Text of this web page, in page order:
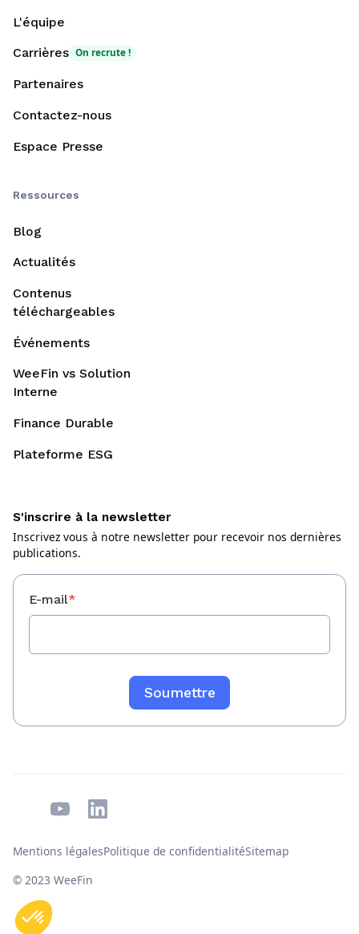
L'équipe
Carrières On recrute !
Partenaires
Contactez-nous
Espace Presse
Ressources
Blog
Actualités
Contenus
téléchargeables
Événements
WeeFin vs Solution
Interne
Finance Durable
Plateforme ESG
S'inscrire à la newsletter
Inscrivez vous à notre newsletter pour recevoir nos dernières
publications.
E-mail*
© 2023 WeeFin
Mentions légalesPolitique de confidentialitéSitemap